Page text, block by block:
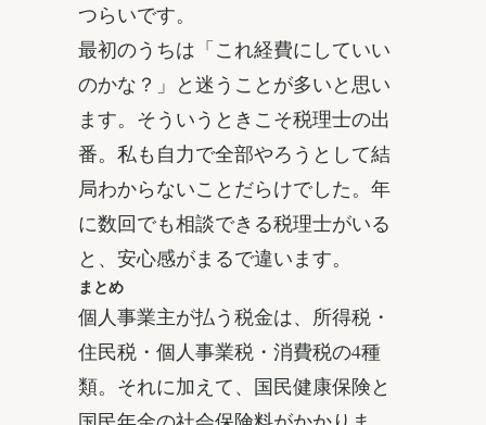
つらいです。
最初のうちは「これ経費にしていい
のかな？」と迷うことが多いと思い
ます。そういうときこそ税理士の出
番。私も自力で全部やろうとして結
局わからないことだらけでした。年
に数回でも相談できる税理士がいる
と、安心感がまるで違います。
まとめ
個人事業主が払う税金は、所得税・
住民税・個人事業税・消費税の4種
類。それに加えて、国民健康保険と